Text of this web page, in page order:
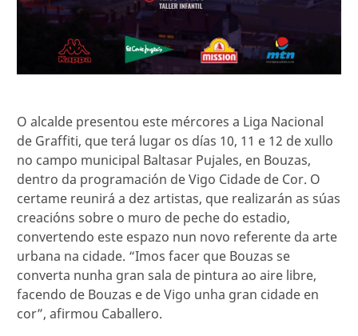
O alcalde presentou este mércores a Liga Nacional
de Graffiti, que terá lugar os días 10, 11 e 12 de xullo
no campo municipal Baltasar Pujales, en Bouzas,
dentro da programación de Vigo Cidade de Cor. O
certame reunirá a dez artistas, que realizarán as súas
creacións sobre o muro de peche do estadio,
convertendo este espazo nun novo referente da arte
urbana na cidade. “Imos facer que Bouzas se
converta nunha gran sala de pintura ao aire libre,
facendo de Bouzas e de Vigo unha gran cidade en
cor”, afirmou Caballero.